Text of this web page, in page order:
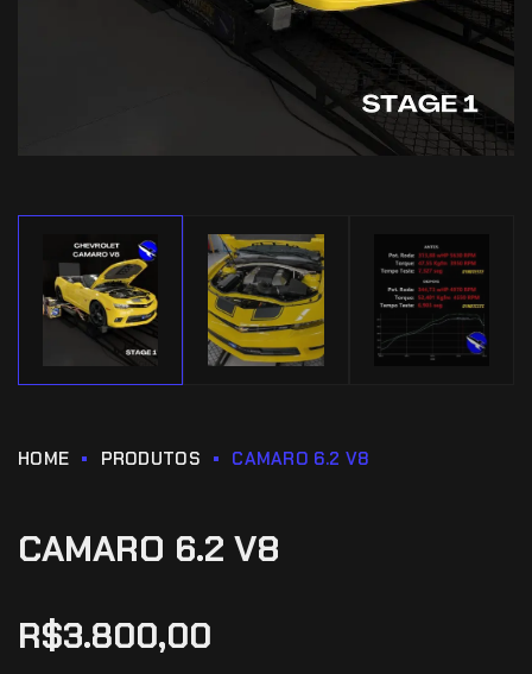
HOME PRODUTOS CAMARO 6.2 V8
CAMARO 6.2 V8
R$3.800,00